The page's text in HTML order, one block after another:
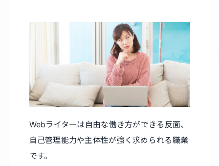
Webライターは自由な働き方ができる反面、
自己管理能力や主体性が強く求められる職業
です。